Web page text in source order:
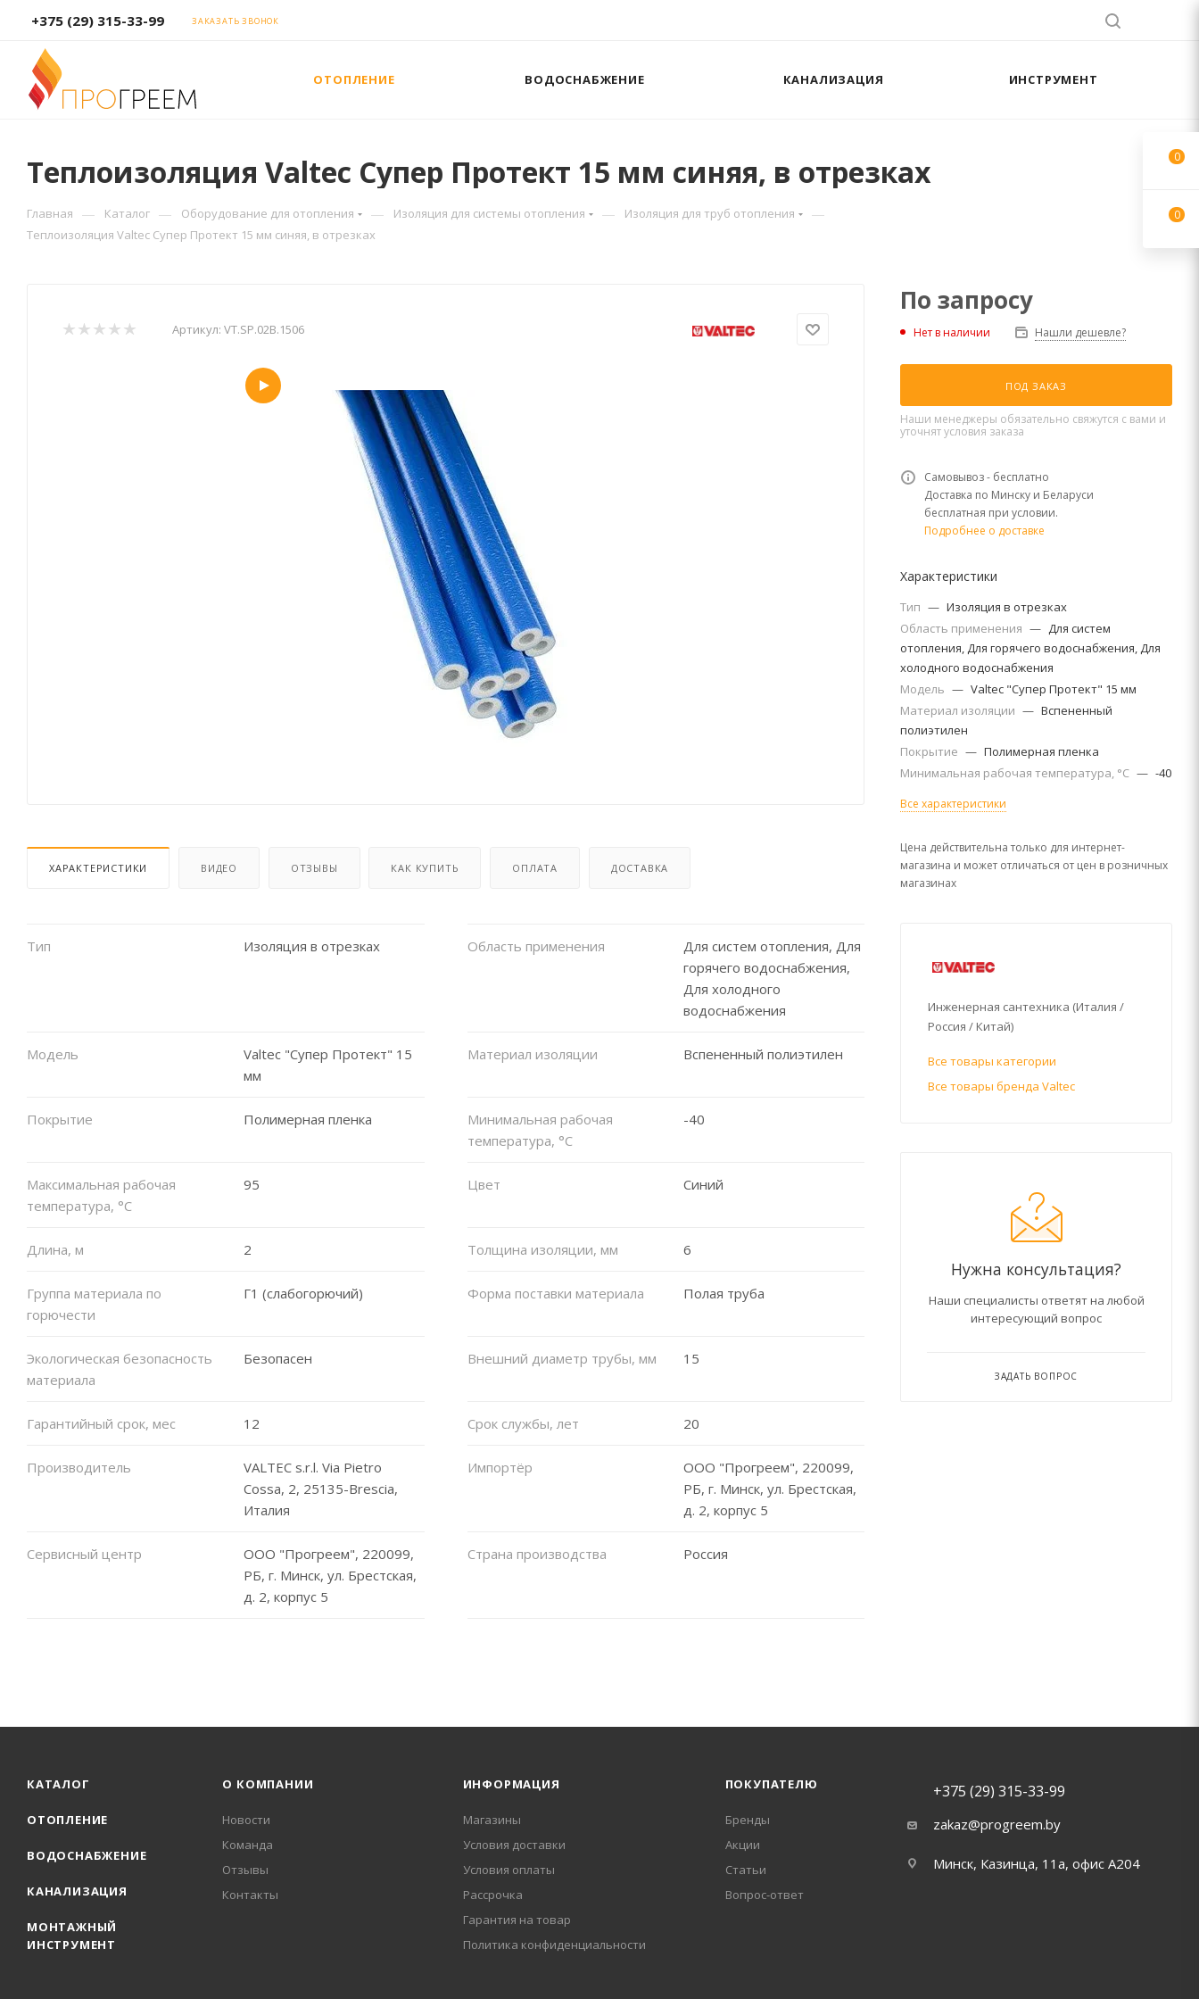
+375 (29) 315-33-99 ЗАКАЗАТЬ ЗВОНОК
ОТОПЛЕНИЕ ВОДОСНАБЖЕНИЕ КАНАЛИЗАЦИЯ ИНСТРУМЕНТ
Теплоизоляция Valtec Супер Протект 15 мм синяя, в отрезках
Главная — Каталог — Оборудование для отопления — Изоляция для системы отопления — Изоляция для труб отопления —
Теплоизоляция Valtec Супер Протект 15 мм синяя, в отрезках
Артикул: VT.SP.02B.1506
ХАРАКТЕРИСТИКИ ВИДЕО ОТЗЫВЫ КАК КУПИТЬ ОПЛАТА ДОСТАВКА
Тип Изоляция в отрезках Область применения
Для систем отопления, Для
горячего водоснабжения,
Для холодного
водоснабжения
Модель
Valtec "Супер Протект" 15
мм
Материал изоляции Вспененный полиэтилен
Покрытие Полимерная пленка
Минимальная рабочая
температура, °C
-40
Максимальная рабочая
температура, °C
95 Цвет Синий
Длина, м 2 Толщина изоляции, мм 6
Группа материала по
горючести
Г1 (слабогорючий) Форма поставки материала Полая труба
Экологическая безопасность
материала
Безопасен Внешний диаметр трубы, мм 15
Гарантийный срок, мес 12 Срок службы, лет 20
Производитель
VALTEC s.r.l. Via Pietro
Cossa, 2, 25135-Brescia,
Италия
Импортёр
ООО "Прогреем", 220099,
РБ, г. Минск, ул. Брестская,
д. 2, корпус 5
Сервисный центр
ООО "Прогреем", 220099,
РБ, г. Минск, ул. Брестская,
д. 2, корпус 5
Страна производства Россия
По запросу
Нет в наличии Нашли дешевле?
ПОД ЗАКАЗ
Наши менеджеры обязательно свяжутся с вами и
уточнят условия заказа
Самовывоз - бесплатно
Доставка по Минску и Беларуси
бесплатная при условии.
Подробнее о доставке
Характеристики
Тип — Изоляция в отрезках
Область применения — Для систем
отопления, Для горячего водоснабжения, Для
холодного водоснабжения
Модель — Valtec "Супер Протект" 15 мм
Материал изоляции — Вспененный
полиэтилен
Покрытие — Полимерная пленка
Минимальная рабочая температура, °C — -40
Все характеристики
Цена действительна только для интернет-
магазина и может отличаться от цен в розничных
магазинах
Инженерная сантехника (Италия /
Россия / Китай)
Все товары категории
Все товары бренда Valtec
Нужна консультация?
Наши специалисты ответят на любой
интересующий вопрос
ЗАДАТЬ ВОПРОС
КАТАЛОГ
ОТОПЛЕНИЕ
ВОДОСНАБЖЕНИЕ
КАНАЛИЗАЦИЯ
МОНТАЖНЫЙ
ИНСТРУМЕНТ
О КОМПАНИИ
Новости
Команда
Отзывы
Контакты
ИНФОРМАЦИЯ
Магазины
Условия доставки
Условия оплаты
Рассрочка
Гарантия на товар
Политика конфиденциальности
ПОКУПАТЕЛЮ
Бренды
Акции
Статьи
Вопрос-ответ
+375 (29) 315-33-99
zakaz@progreem.by
Минск, Казинца, 11а, офис А204
0
0